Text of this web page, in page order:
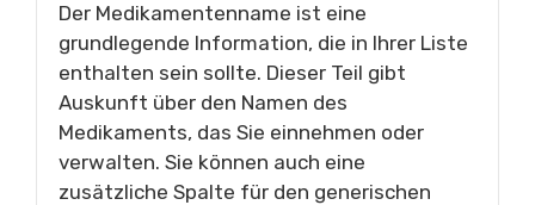
Der Medikamentenname ist eine
grundlegende Information, die in Ihrer Liste
enthalten sein sollte. Dieser Teil gibt
Auskunft über den Namen des
Medikaments, das Sie einnehmen oder
verwalten. Sie können auch eine
zusätzliche Spalte für den generischen